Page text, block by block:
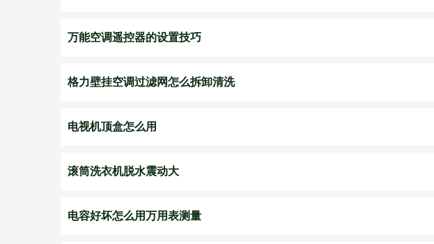
万能空调遥控器的设置技巧
格力壁挂空调过滤网怎么拆卸清洗
电视机顶盒怎么用
滚筒洗衣机脱水震动大
电容好坏怎么用万用表测量